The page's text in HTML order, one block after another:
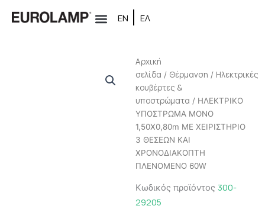
στο
ΕΝ ΕΛ
Αρχική
σελίδα / Θέρμανση / Ηλεκτρικές
κουβέρτες &
υποστρώματα / ΗΛΕΚΤΡΙΚΟ
ΥΠΟΣΤΡΩΜΑ ΜΟΝΟ
1,50Χ0,80m ΜΕ ΧΕΙΡΙΣΤΗΡΙΟ
3 ΘΕΣΕΩΝ ΚΑΙ
ΧΡΟΝΟΔΙΑΚΟΠΤΗ
ΠΛΕΝΟΜΕΝΟ 60W
Κωδικός προϊόντος 300-
29205